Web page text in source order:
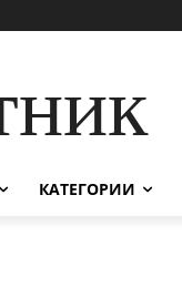
КАТЕГОРИИ